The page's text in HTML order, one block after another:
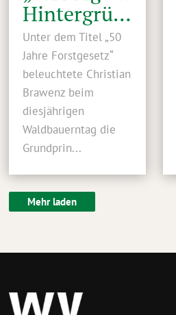
Hintergründe
Unter dem Titel „50
Jahre Forstgesetz“
beleuchtete Christian
Brawenz beim
diesjährigen
Waldbauerntag die
Grundprin...
Mehr laden